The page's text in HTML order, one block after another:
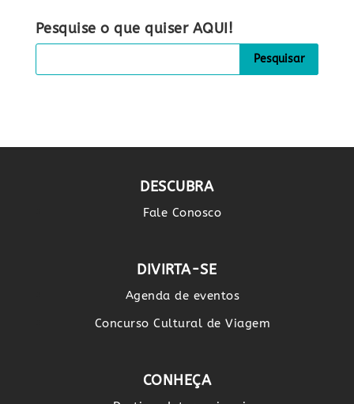
Pesquise o que quiser AQUI!
DESCUBRA
Fale Conosco
DIVIRTA-SE
Agenda de eventos
Concurso Cultural de Viagem
CONHEÇA